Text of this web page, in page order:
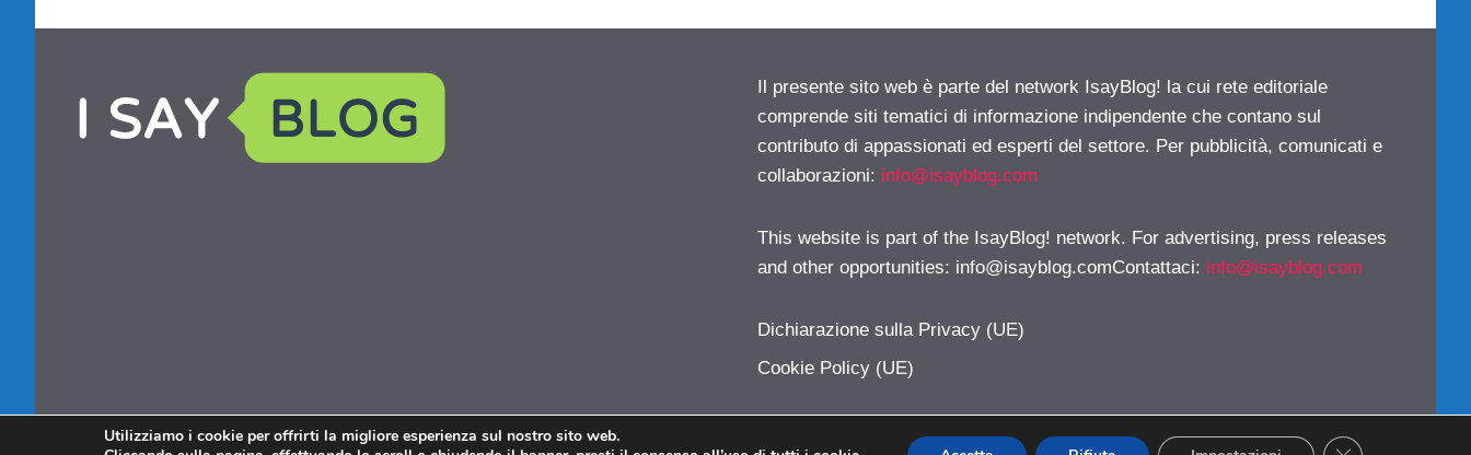
Il presente sito web è parte del network IsayBlog! la cui rete editoriale
comprende siti tematici di informazione indipendente che contano sul
contributo di appassionati ed esperti del settore. Per pubblicità, comunicati e
collaborazioni: info@isayblog.com
This website is part of the IsayBlog! network. For advertising, press releases
and other opportunities: info@isayblog.comContattaci: info@isayblog.com
Dichiarazione sulla Privacy (UE)
Cookie Policy (UE)
Utilizziamo i cookie per offrirti la migliore esperienza sul nostro sito web.
CLOSE GDPR